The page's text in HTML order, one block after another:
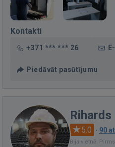
Kontakti
+371 *** *** 26
Piedāvāt pasūtījumu
Rihards
5.0 · 90
Bija vietnē: